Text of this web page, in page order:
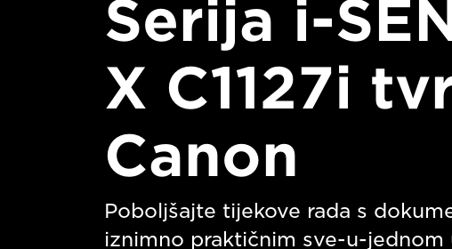
Serija i-
X C1127i
Canon
Poboljšajte tijekove rada s
iznimno praktičnim sve-u-jednom